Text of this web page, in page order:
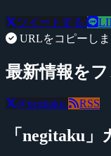
ツイートする
URLをコピーし
最新情報を
@negitaku RSS
「negitaku